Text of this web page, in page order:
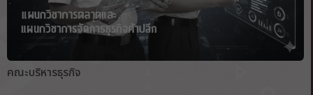
คณะบริหารธุรกิจ